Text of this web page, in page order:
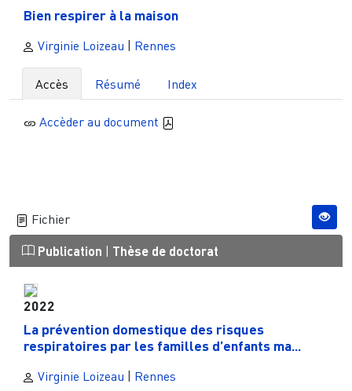
Bien respirer à la maison
Virginie Loizeau Rennes
Accès Résumé Index
Accèder au document
Fichier
Publication | Thèse de doctorat
2022
La prévention domestique des risques
respiratoires par les familles d’enfants ma...
Virginie Loizeau Rennes